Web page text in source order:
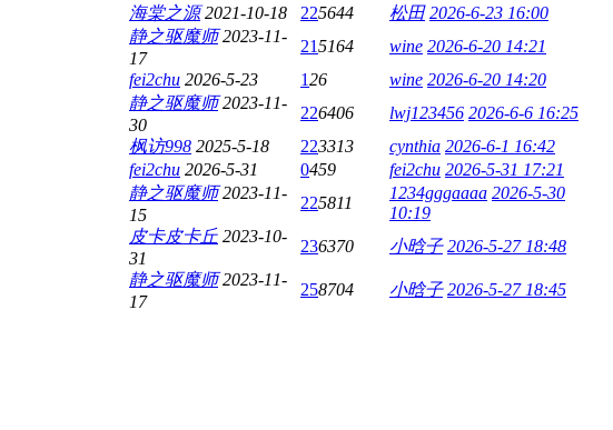
海棠之源 2021-10-18 225644 松田 2026-6-23 16:00
静之驱魔师 2023-11-
17
215164 wine 2026-6-20 14:21
fei2chu 2026-5-23 126 wine 2026-6-20 14:20
静之驱魔师 2023-11-
30
226406 lwj123456 2026-6-6 16:25
枫访998 2025-5-18 223313 cynthia 2026-6-1 16:42
fei2chu 2026-5-31 0459 fei2chu 2026-5-31 17:21
静之驱魔师 2023-11-
15
225811
1234gggaaaa 2026-5-30
10:19
皮卡皮卡丘 2023-10-
31
236370 小晗子 2026-5-27 18:48
静之驱魔师 2023-11-
17
258704 小晗子 2026-5-27 18:45